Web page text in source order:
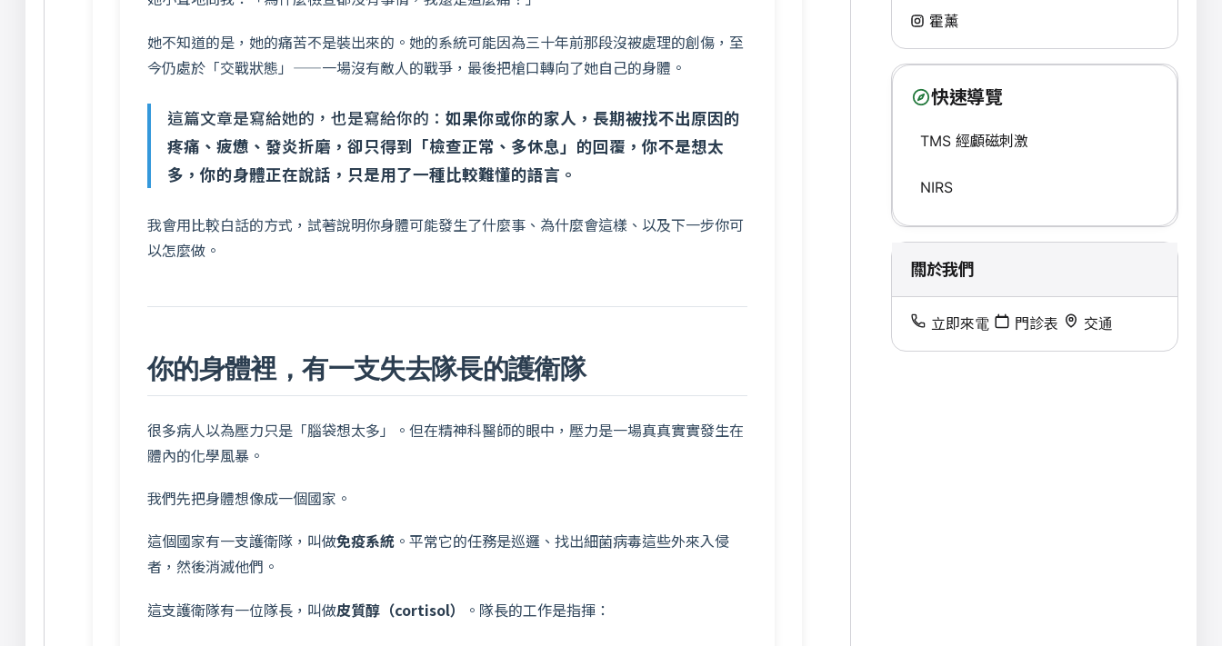
她不知道的是，她的痛苦不是裝出來的。她的系統可能因為三十年前那段沒被處理的創傷，至
今仍處於「交戰狀態」——一場沒有敵人的戰爭，最後把槍口轉向了她自己的身體。
這篇文章是寫給她的，也是寫給你的： 如果你或你的家人，長期被找不出原因的
疼痛、疲憊、發炎折磨，卻只得到「檢查正常、多休息」的回覆，你不是想太
多，你的身體正在說話，只是用了一種比較難懂的語言。
我會用比較白話的方式，試著說明你身體可能發生了什麼事、為什麼會這樣、以及下一步你可
以怎麼做。
你的身體裡，有一支失去隊長的護衛隊
很多病人以為壓力只是「腦袋想太多」。但在精神科醫師的眼中，壓力是一場真真實實發生在
體內的化學風暴。
我們先把身體想像成一個國家。
這個國家有一支護衛隊，叫做免疫系統 。平常它的任務是巡邏、找出細菌病毒這些外來入侵
者，然後消滅他們。
這支護衛隊有一位隊長，叫做皮質醇（cortisol） 。隊長的工作是指揮：
霍薰
快速導覽
TMS 經顱磁刺激
NIRS
關於我們
立即來電 門診表 交通